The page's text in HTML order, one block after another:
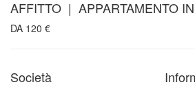
AFFITTO | APPARTAMENTO
DA 120 €
Società